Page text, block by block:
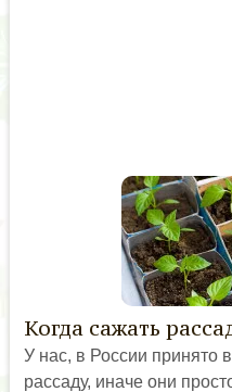
Когда сажать
У нас, в России принято
рассаду, иначе они